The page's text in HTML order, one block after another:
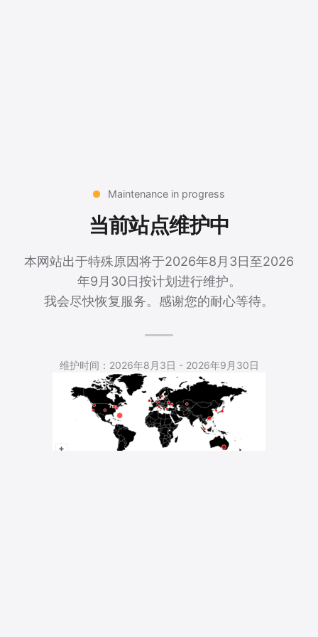
Maintenance in progress
当前站点维护中
本网站出于特殊原因将于2026年8月3日至2026
年9月30日按计划进行维护。
我会尽快恢复服务。感谢您的耐心等待。
维护时间：2026年8月3日 - 2026年9月30日
5,533 Total Pageviews